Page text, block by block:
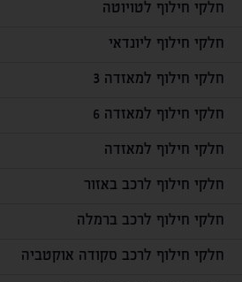
חלקי חילוף לטויוטה
חלקי חילוף ליונדאי
חלקי חילוף למאזדה 3
חלקי חילוף למאזדה 6
חלקי חילוף למאזדה
חלקי חילוף לרכב באזור
חלקי חילוף לרכב ברמלה
חלקי חילוף לרכב סקודה אוקטביה